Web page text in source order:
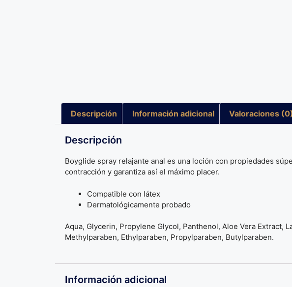
Descripción Información adicional Valoraciones (0)
Descripción
Boyglide spray relajante anal es una loción con propiedades
contracción y garantiza así el máximo placer.
Compatible con látex
Dermatológicamente probado
Aqua, Glycerin, Propylene Glycol, Panthenol, Aloe Vera Extract,
Methylparaben, Ethylparaben, Propylparaben, Butylparaben.
Información adicional